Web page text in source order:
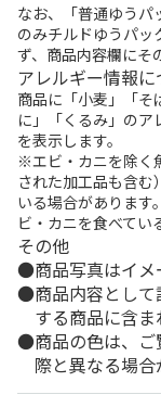
なお、「普通ゆうパ
のみチルドゆうパッ
ず、商品内容欄にそ
アレルギー情報に
商品に「小麦」「そ
に」「くるみ」のア
を表示します。
※エビ・カニを除く
された加工品も含む
いる場合があります
ビ・カニを食べてい
その他
商品写真はイメ
商品内容とし
する商品に含ま
商品の色は、
際と異なる場合